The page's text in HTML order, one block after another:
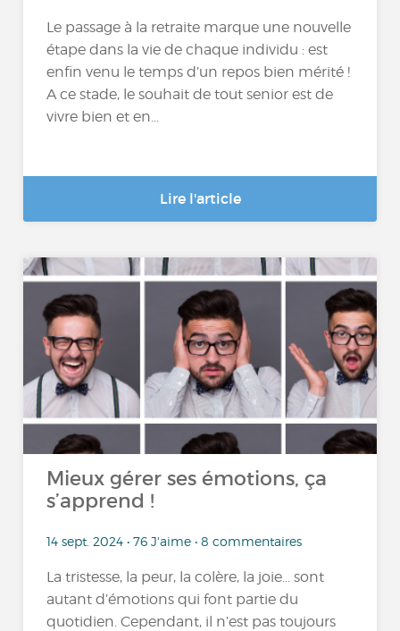
Le passage à la retraite marque une nouvelle
étape dans la vie de chaque individu : est
enfin venu le temps d’un repos bien mérité !
A ce stade, le souhait de tout senior est de
vivre bien et en...
Lire l'article
Mieux gérer ses émotions, ça
s’apprend !
14 sept. 2024 • 76 J'aime • 8 commentaires
La tristesse, la peur, la colère, la joie... sont
autant d’émotions qui font partie du
quotidien. Cependant, il n’est pas toujours